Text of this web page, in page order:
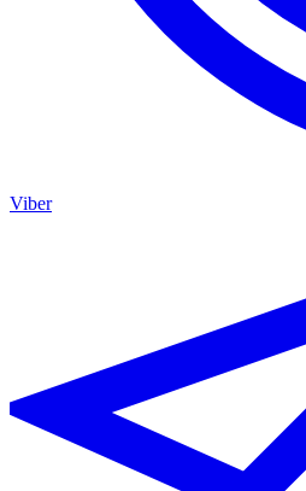
Viber